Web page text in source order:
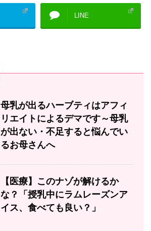
LINE
母乳が出るハーブティはアフィ
リエイトによるデマです～母乳
が出ない・不足すると悩んでい
るお母さんへ
【医療】このナゾが解けるか
な？「授乳中にラムレーズンア
イス、食べても良い？」